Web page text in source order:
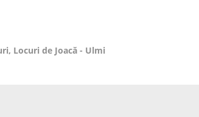
Locuri de Joacă - Ulmi